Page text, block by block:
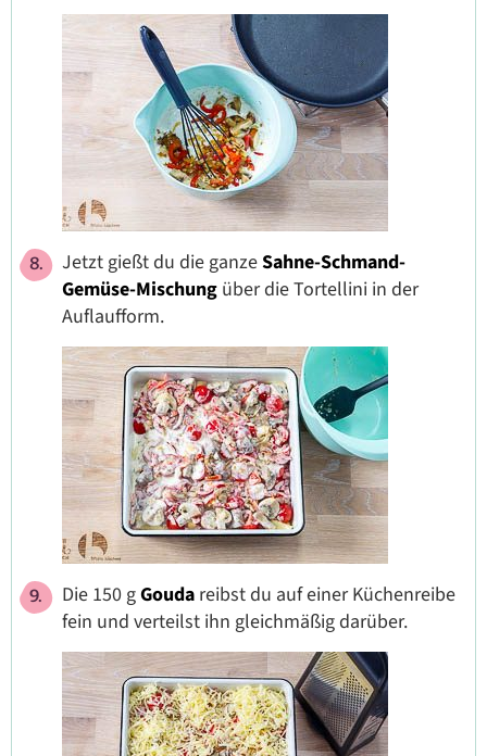
Jetzt gießt du die ganzeSahne-Schmand-
Gemüse-Mischung über die Tortellini in der
Auflaufform.
Die 150 gGouda reibst du auf einer Küchenreibe
fein und verteilst ihn gleichmäßig darüber.